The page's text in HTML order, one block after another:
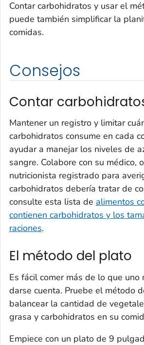
Contar carbohidratos y usar el
puede también simplificar la
comidas.
Consejos
Contar
Mantener un registro y limitar
carbohidratos consume en cada
ayudar a manejar los niveles de
sangre. Colabore con su médico,
nutricionista registrado para
carbohidratos debería tratar de
consulte esta lista de alimentos
contienen carbohidratos y los
raciones.
El método del plato
Es fácil comer más de lo que uno
darse cuenta. Pruebe el método
balancear la cantidad de
grasa y carbohidratos en su
Empiece con un plato de 9